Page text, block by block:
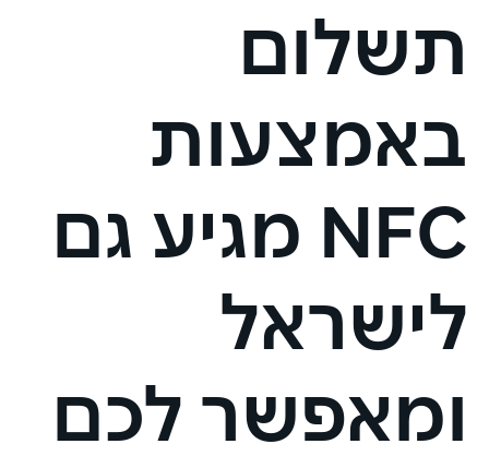
תשלום
באמצעות
NFC מגיע גם
לישראל
ומאפשר לכם